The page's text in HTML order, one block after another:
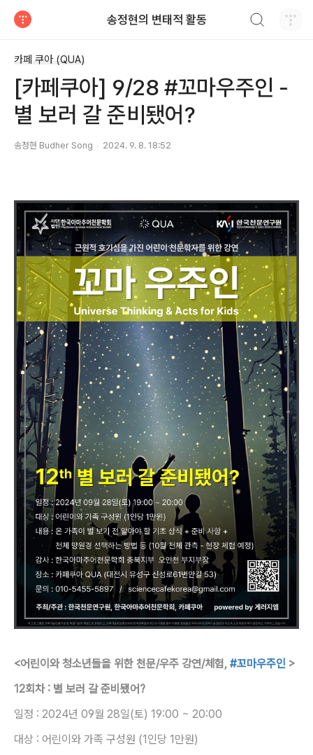
송정현의 변태적 활동
카페 쿠아 (QUA)
[카페쿠아] 9/28 #꼬마우주인 -
별 보러 갈 준비됐어?
송정현 Budher Song 2024. 9. 8. 18:52
<어린이와 청소년들을 위한 천문/우주 강연/체험, #꼬마우주인 >
12회차 : 별 보러 갈 준비됐어?
일정 : 2024년 09월 28일(토) 19:00 ~ 20:00
대상 : 어린이와 가족 구성원 (1인당 1만원)